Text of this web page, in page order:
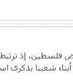
فلسطين، إذ
شعبنا بذكرى